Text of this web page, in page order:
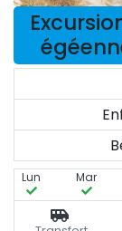
Lun Mar